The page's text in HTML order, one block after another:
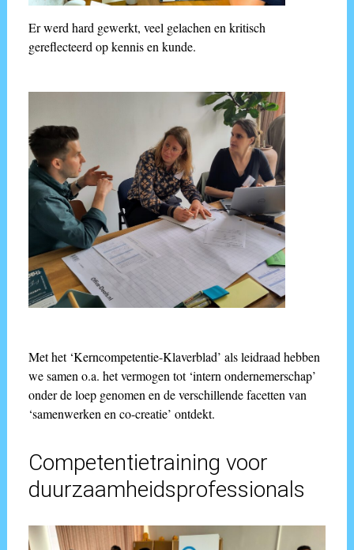
Er werd hard gewerkt, veel gelachen en kritisch
gereflecteerd op kennis en kunde.
Met het ‘Kerncompetentie-Klaverblad’ als leidraad hebben
we samen o.a. het vermogen tot ‘intern ondernemerschap’
onder de loep genomen en de verschillende facetten van
‘samenwerken en co-creatie’ ontdekt.
Competentietraining voor
duurzaamheidsprofessionals